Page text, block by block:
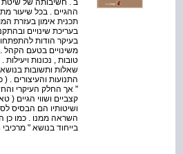
בעריכת שינויים
בעיקר הודות
משינויים בטעם הקהל
טובות , נכונות
שאלות ותשובות בנושא
התנועות והעיצורים .
" אך החלק העיקרי
קצביים ושווי הגיים (
ושיטותיו הם הבסיס
בייחוד בנושא "